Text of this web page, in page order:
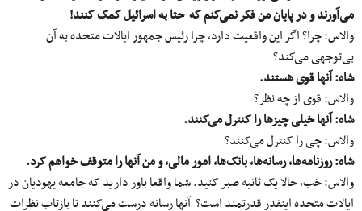
می‌آورند و در پایان من فکر نمی‌کنم که حتا به اسرائیل کمک کنند!
والاس: چرا؟ اگر این واقعیت دارد، چرا رئیس جمهور ایالات متحده به آن
بی‌توجهی می‌کند؟
شاه: آنها قوی هستند.
والاس: قوی از چه نظر؟
شاه: آنها خیلی چیزها را کنترل می‌کنند.
والاس: چی را کنترل می‌کنند؟
شاه: روزنامه‌ها، رسانه‌ها، بانک‌ها، امور مالی، و من آنها را متوقف خواهم کرد.
والاس: خب، حالا یک ثانیه صبر کنید. شما واقعا باور دارید که جامعه یهودیان در
ایالات متحده اینقدر قدرتمند است؟ آنها رسانه‌ درست می‌کنند تا بازتاب نظرات